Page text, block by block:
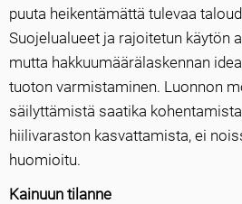
puuta heikentämättä tulevaa
Suojelualueet ja rajoitetun käytön
mutta hakkuumäärälaskennan
tuoton varmistaminen. Luonnon
säilyttämistä saatika
hiilivaraston kasvattamista, ei
huomioitu.
Kainuun tilanne